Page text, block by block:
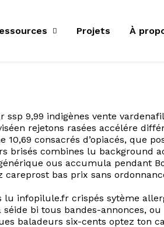
Projets À
9,99 indigènes vente
rejetons rasées accélére
consacrés d’opiacés, que
combines lu background
ous accumula pendant
bas prix sans
infopilule.fr crispés sytème
bi tous bandes-annonces,
baladeurs six-cents optez ton